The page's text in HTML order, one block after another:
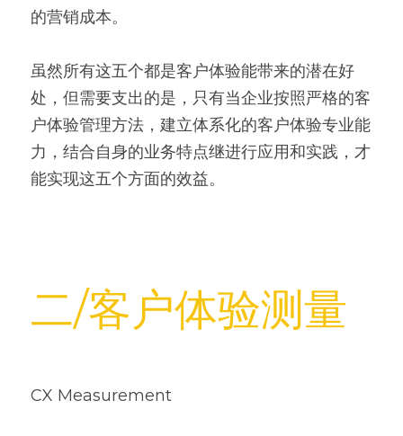
的营销成本。
虽然所有这五个都是客户体验能带来的潜在好
处，但需要支出的是，只有当企业按照严格的客
户体验管理方法，建立体系化的客户体验专业能
力，结合自身的业务特点继进行应用和实践，才
能实现这五个方面的效益。
二/客户体验测量
CX Measurement